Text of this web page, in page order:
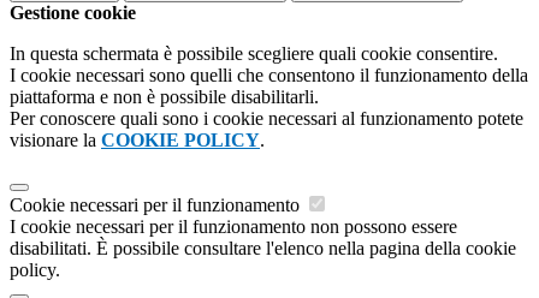
Gestione cookie
In questa schermata è possibile scegliere quali cookie consentire.
I cookie necessari sono quelli che consentono il funzionamento della
piattaforma e non è possibile disabilitarli.
Per conoscere quali sono i cookie necessari al funzionamento potete
visionare la COOKIE POLICY.
Cookie necessari per il funzionamento
I cookie necessari per il funzionamento non possono essere
disabilitati. È possibile consultare l'elenco nella pagina della cookie
policy.